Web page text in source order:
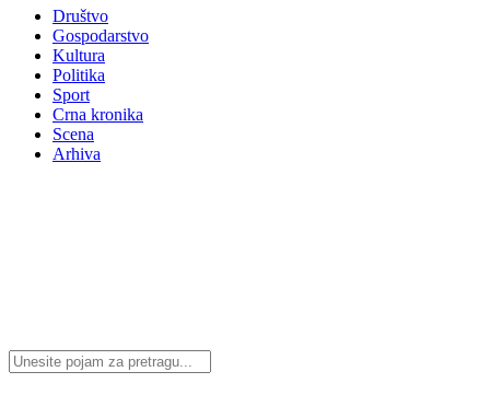
Društvo
Gospodarstvo
Kultura
Politika
Sport
Crna kronika
Scena
Arhiva